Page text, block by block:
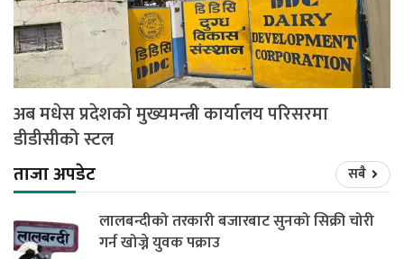
अब मधेस प्रदेशको मुख्यमन्त्री कार्यालय परिसरमा
डीडीसीको स्टल
ताजा अपडेट
सबै
लालबन्दीको तरकारी बजारबाट सुनको सिक्री चोरी
गर्न खोज्ने युवक पक्राउ